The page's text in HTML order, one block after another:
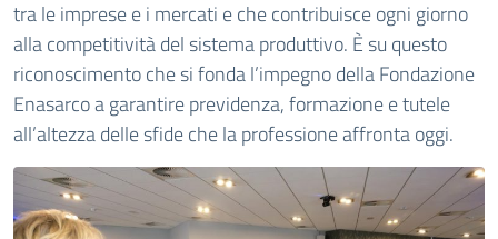
tra le imprese e i mercati e che contribuisce ogni giorno
alla competitività del sistema produttivo. È su questo
riconoscimento che si fonda l’impegno della Fondazione
Enasarco a garantire previdenza, formazione e tutele
all’altezza delle sfide che la professione affronta oggi.